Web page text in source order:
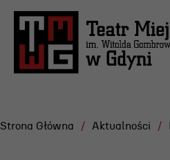
Strona Główna Aktualności